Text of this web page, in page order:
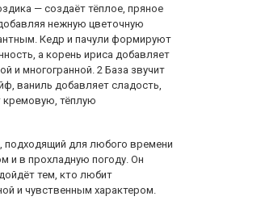
— создаёт тёплое, пряное
нежную цветочную
Кедр и пачули формируют
а корень ириса добавляет
и многогранной. 2 База звучит
ваниль добавляет сладость,
кремовую, тёплую
подходящий для любого времени
и в прохладную погоду. Он
тем, кто любит
и чувственным характером.